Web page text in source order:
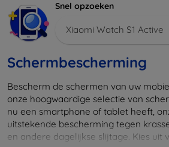
Snel opzoeken
Xiaomi Watch S1 Active
Schermbescherming
Bescherm de schermen van uw
onze hoogwaardige selectie van
nu een smartphone of tablet heeft,
uitstekende bescherming tegen
en andere dagelijkse slijtage. Kies uit